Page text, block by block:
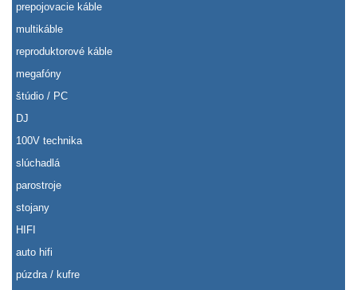
prepojovacie káble
multikáble
reproduktorové káble
megafóny
štúdio / PC
DJ
100V technika
slúchadlá
parostroje
stojany
HIFI
auto hifi
púzdra / kufre